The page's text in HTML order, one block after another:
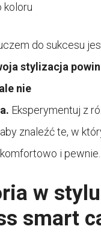
koloru
do sukcesu
stylizacja
nie
Eksperymentuj z
znaleźć te, w
i pewnie.
w stylu
smart